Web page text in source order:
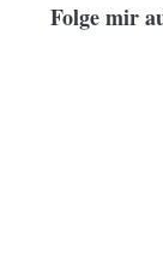
Folge mir